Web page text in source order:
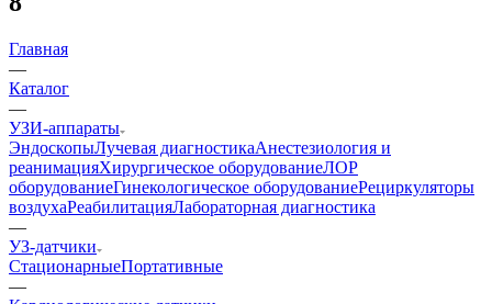
Главная
—
Каталог
—
УЗИ-аппараты
ЭндоскопыЛучевая диагностикаАнестезиология и
реанимацияХирургическое оборудованиеЛОР
оборудованиеГинекологическое оборудованиеРециркуляторы
воздухаРеабилитацияЛабораторная диагностика
—
УЗ-датчики
СтационарныеПортативные
—